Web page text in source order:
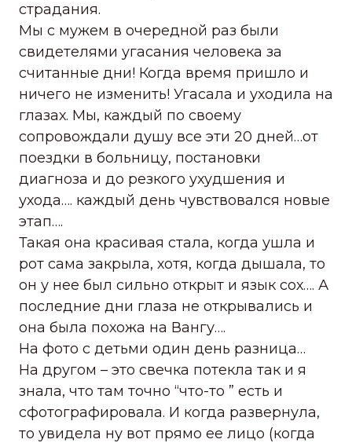
страдания.
Мы с мужем в очередной раз были
свидетелями угасания человека за
считанные дни! Когда время пришло и
ничего не изменить! Угасала и уходила на
глазах. Мы, каждый по своему
сопровождали душу все эти 20 дней…от
поездки в больницу, постановки
диагноза и до резкого ухудшения и
ухода…. каждый день чувствовался новые
этап….
Такая она красивая стала, когда ушла и
рот сама закрыла, хотя, когда дышала, то
он у нее был сильно открыт и язык сох…. А
последние дни глаза не открывались и
она была похожа на Вангу….
На фото с детьми один день разница…
На другом – это свечка потекла так и я
знала, что там точно “что-то ” есть и
сфотографировала. И когда развернула,
то увидела ну вот прямо ее лицо (когда